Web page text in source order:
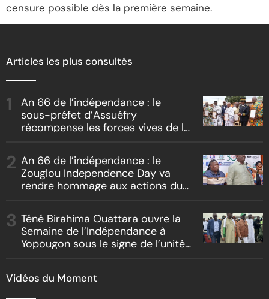
censure possible dès la première semaine.
Articles les plus consultés
An 66 de l’indépendance : le
sous-préfet d’Assuéfry
récompense les forces vives de la
An 66 de l’indépendance : le
Zouglou Independence Day va
rendre hommage aux actions du
clash culturel Akyé vs Abbey
Téné Birahima Ouattara ouvre la
Semaine de l’Indépendance à
Yopougon sous le signe de l’unité
Vidéos du Moment